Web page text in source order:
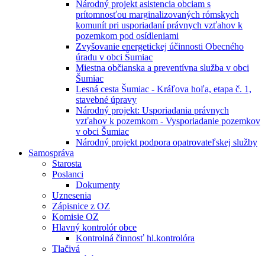
Národný projekt asistencia obciam s
prítomnosťou marginalizovaných rómskych
komunít pri usporiadaní právnych vzťahov k
pozemkom pod osídleniami
Zvyšovanie energetickej účinnosti Obecného
úradu v obci Šumiac
Miestna občianska a preventívna služba v obci
Šumiac
Lesná cesta Šumiac - Kráľova hoľa, etapa č. 1,
stavebné úpravy
Národný projekt: Usporiadania právnych
vzťahov k pozemkom - Vysporiadanie pozemkov
v obci Šumiac
Národný projekt podpora opatrovateľskej služby
Samospráva
Starosta
Poslanci
Dokumenty
Uznesenia
Zápisnice z OZ
Komisie OZ
Hlavný kontrolór obce
Kontrolná činnosť hl.kontrolóra
Tlačivá